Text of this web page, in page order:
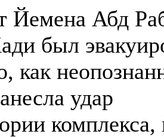
Йемена Абд
был
как
удар
комплекса,